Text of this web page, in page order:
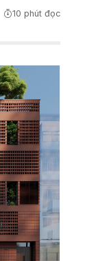
10 phút đọc